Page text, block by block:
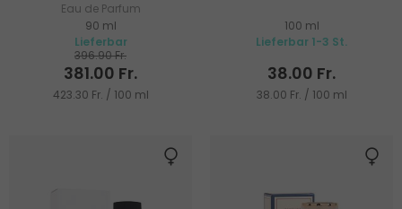
Eau de Parfum
90 ml
Lieferbar
396.90 Fr.
381.00 Fr.
423.30 Fr. / 100 ml
100 ml
Lieferbar 1-3 St.
38.00 Fr.
38.00 Fr. / 100 ml